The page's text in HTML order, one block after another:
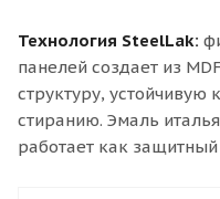
Технология SteelLak:
панелей создает из
структуру,
стиранию. Эмаль
работает как